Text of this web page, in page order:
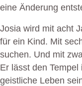
eine Änderung
Josia wird mit acht
für ein Kind. Mit
suchen. Und mit
Er lässt den
geistliche Leben